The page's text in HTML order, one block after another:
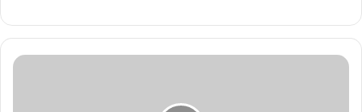
वास्तु के अनुसार घर में सोफा टीवी फ्रिज की सही दिशा, बढ़ेगी